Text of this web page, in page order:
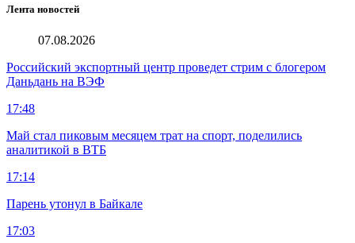
Лента новостей
07.08.2026
Российский экспортный центр проведет стрим с блогером
Даньдань на ВЭФ
17:48
Май стал пиковым месяцем трат на спорт, поделились
аналитикой в ВТБ
17:14
Парень утонул в Байкале
17:03